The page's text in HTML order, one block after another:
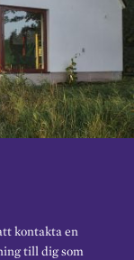
kontakta en
till dig som